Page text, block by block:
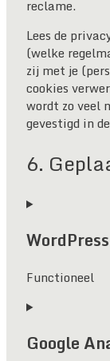
reclame.
Lees de
(welke
zij met je
cookies
wordt zo veel
gevestigd in
6.
WordPress
Functioneel
Consent
service
Google